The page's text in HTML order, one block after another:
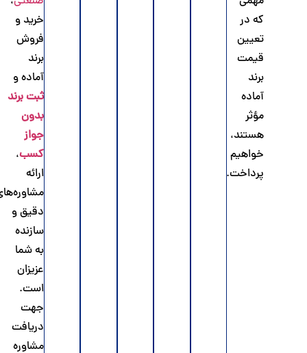
که در
تعیین
قیمت
آماده
هستند،
خواهیم
پرداخت.
خرید و
فروش
آماده و
ثبت برند
بدون
کسب،
مشاوره‌های
دقیق و
سازنده
به شما
عزیزان
است.
جهت
دریافت
مشاوره